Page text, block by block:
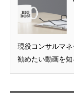
現役コンサルマネ
勧めたい動画を